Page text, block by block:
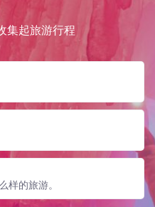
集起旅游行程